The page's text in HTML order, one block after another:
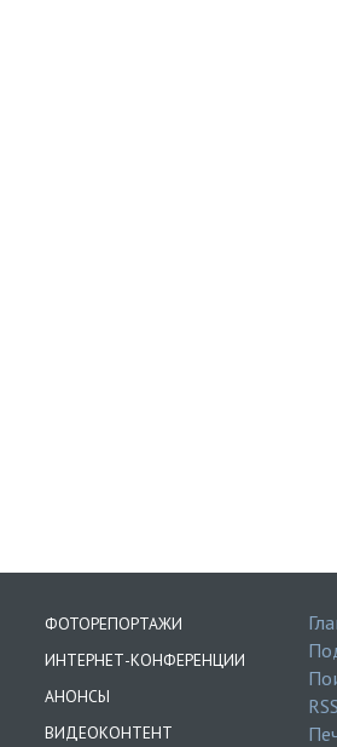
ФОТОРЕПОРТАЖИ
ИНТЕРНЕТ-КОНФЕРЕНЦИИ
АНОНСЫ
ВИДЕОКОНТЕНТ
RSS